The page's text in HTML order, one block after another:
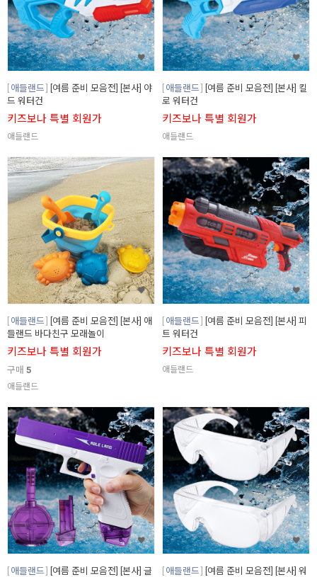
애들랜드
[여름 준비 모음전] [본사] 야
드 워터건
키즈보나 특별 회원가
애들랜드
애들랜드
[여름 준비 모음전] [본사] 킬
로 워터건
키즈보나 특별 회원가
애들랜드
애들랜드
[여름 준비 모음전] [본사] 애
들랜드 바다친구 모래놀이
키즈보나 특별 회원가
구매 5
애들랜드
애들랜드
[여름 준비 모음전] [본사] 피
트 워터건
키즈보나 특별 회원가
애들랜드
애들랜드
[여름 준비 모음전] [본사] 글
애들랜드
[여름 준비 모음전] [본사] 워